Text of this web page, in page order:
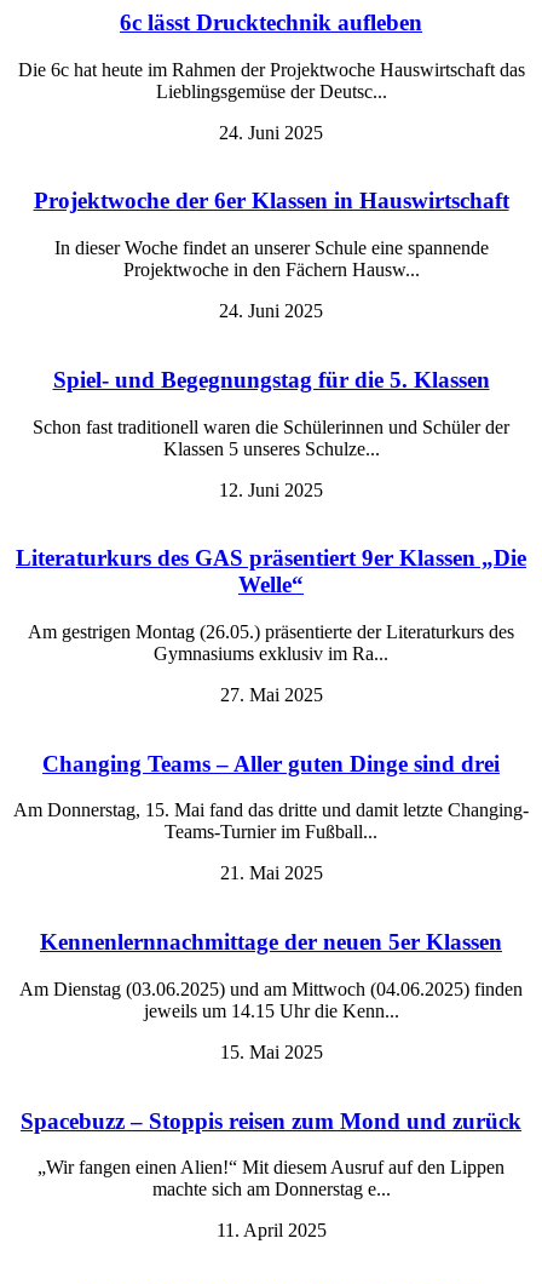
6c lässt Drucktechnik aufleben
Die 6c hat heute im Rahmen der Projektwoche Hauswirtschaft das
Lieblingsgemüse der Deutsc...
24. Juni 2025
Projektwoche der 6er Klassen in Hauswirtschaft
In dieser Woche findet an unserer Schule eine spannende
Projektwoche in den Fächern Hausw...
24. Juni 2025
Spiel- und Begegnungstag für die 5. Klassen
Schon fast traditionell waren die Schülerinnen und Schüler der
Klassen 5 unseres Schulze...
12. Juni 2025
Literaturkurs des GAS präsentiert 9er Klassen „Die
Welle“
Am gestrigen Montag (26.05.) präsentierte der Literaturkurs des
Gymnasiums exklusiv im Ra...
27. Mai 2025
Changing Teams – Aller guten Dinge sind drei
Am Donnerstag, 15. Mai fand das dritte und damit letzte Changing-
Teams-Turnier im Fußball...
21. Mai 2025
Kennenlernnachmittage der neuen 5er Klassen
Am Dienstag (03.06.2025) und am Mittwoch (04.06.2025) finden
jeweils um 14.15 Uhr die Kenn...
15. Mai 2025
Spacebuzz – Stoppis reisen zum Mond und zurück
„Wir fangen einen Alien!“ Mit diesem Ausruf auf den Lippen
machte sich am Donnerstag e...
11. April 2025